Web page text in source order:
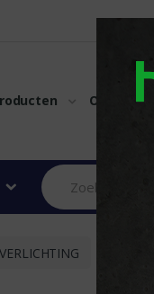
Over ons
VERLICHTING